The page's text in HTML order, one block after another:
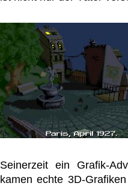
Seinerzeit ein Grafik-
kamen echte 3D-